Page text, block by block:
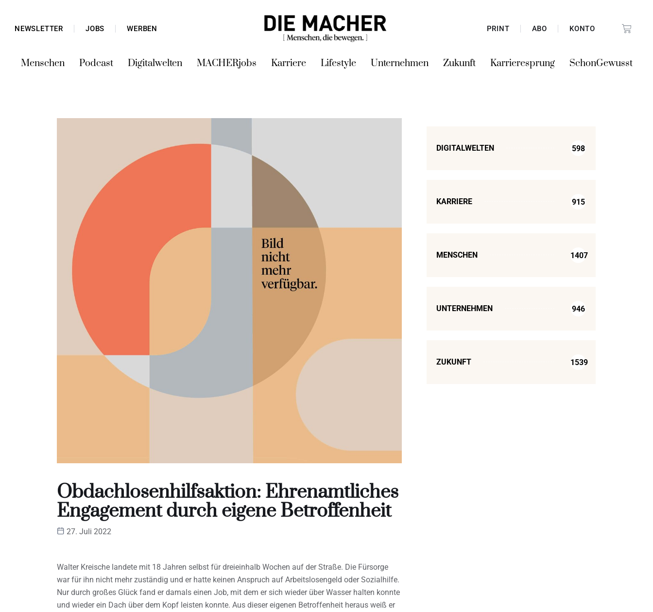
NEWSLETTER JOBS WERBEN PRINT ABO KONTO
Menschen Podcast Digitalwelten MACHERjobs Karriere Lifestyle Unternehmen Zukunft Karrieresprung SchonGewusst
Obdachlosenhilfsaktion: Ehrenamtliches
Engagement durch eigene Betroffenheit
27. Juli 2022
Walter Kreische landete mit 18 Jahren selbst für dreieinhalb Wochen auf der Straße. Die Fürsorge
war für ihn nicht mehr zuständig und er hatte keinen Anspruch auf Arbeitslosengeld oder Sozialhilfe.
Nur durch großes Glück fand er damals einen Job, mit dem er sich wieder über Wasser halten konnte
und wieder ein Dach über dem Kopf leisten konnte. Aus dieser eigenen Betroffenheit heraus weiß er
DIGITALWELTEN 598
KARRIERE 915
MENSCHEN 1407
UNTERNEHMEN 946
ZUKUNFT 1539